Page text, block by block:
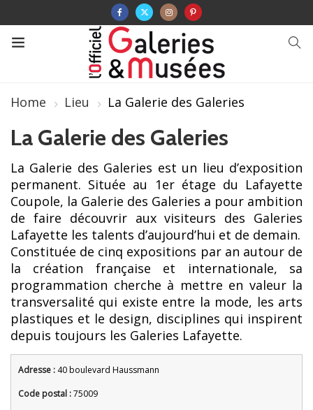
Home Lieu La Galerie des Galeries
La Galerie des Galeries
La Galerie des Galeries est un lieu d’exposition
permanent. Située au 1er étage du Lafayette
Coupole, la Galerie des Galeries a pour ambition
de faire découvrir aux visiteurs des Galeries
Lafayette les talents d’aujourd’hui et de demain.
Constituée de cinq expositions par an autour de
la création française et internationale, sa
programmation cherche à mettre en valeur la
transversalité qui existe entre la mode, les arts
plastiques et le design, disciplines qui inspirent
depuis toujours les Galeries Lafayette.
Adresse : 40 boulevard Haussmann
Code postal :75009